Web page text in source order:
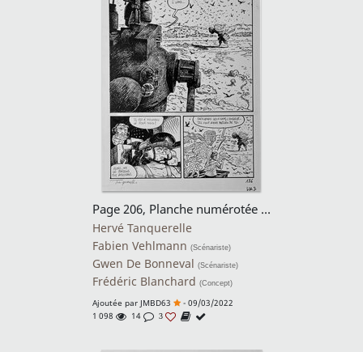
Page 206, Planche numérotée 186 du Tome 3 du dernier Atlas.
Hervé Tanquerelle
Fabien Vehlmann (Scénariste)
Gwen De Bonneval (Scénariste)
Frédéric Blanchard (Concept)
Ajoutée par JMBD63
- 09/03/2022
1 098
14 3